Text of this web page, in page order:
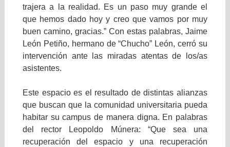
trajera a la realidad. Es un paso muy grande el
que hemos dado hoy y creo que vamos por muy
buen camino, gracias.” Con estas palabras, Jaime
León Petiño, hermano de “Chucho” León, cerró su
intervención ante las miradas atentas de los/as
asistentes.
Este espacio es el resultado de distintas alianzas
que buscan que la comunidad universitaria pueda
habitar su campus de manera digna. En palabras
del rector Leopoldo Múnera: “Que sea una
recuperación del espacio y una recuperación